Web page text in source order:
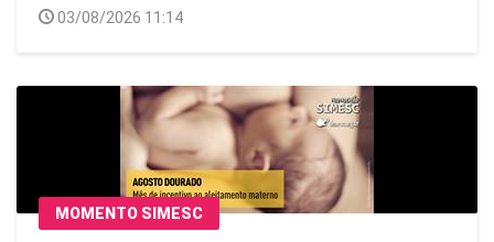
03/08/2026 11:14
MOMENTO SIMESC